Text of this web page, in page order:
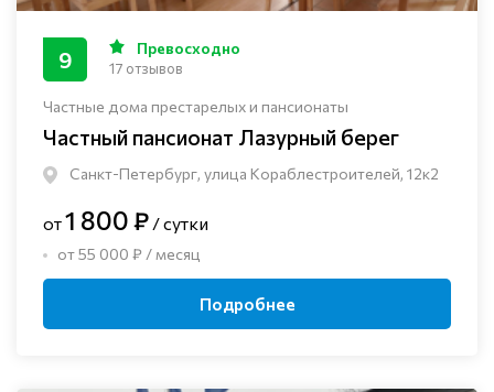
Частные дома престарелых и пансионаты
Частный пансионат Лазурный берег
Санкт-Петербург, улица Кораблестроителей, 12к2
9 Превосходно
17 отзывов
от1 800 ₽ / сутки
от 55 000 ₽ / месяц
Подробнее